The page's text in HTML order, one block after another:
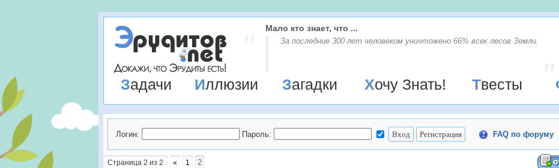
Мало кто знает, что ...
За последние 300 лет человеком уничтожено 66% всех лесов Земли.
Задачи Иллюзии Загадки Хочу Знать! Твесты
Логин: Пароль: FAQ по форуму
Страница 2 из 2 « 1
2